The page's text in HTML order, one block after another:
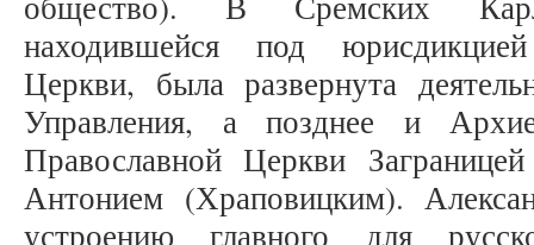
находившейся под
Церкви, была развернута
Управления, а позднее и
Православной Церкви
Антонием (Храповицким).
устроению главного для